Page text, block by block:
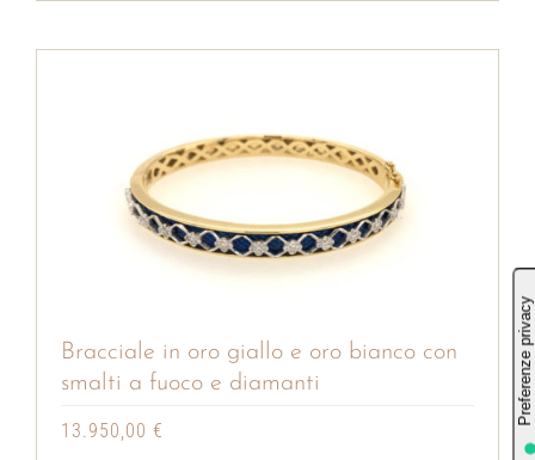
Bracciale in oro giallo e oro bianco con
smalti a fuoco e diamanti
13.950,00 €